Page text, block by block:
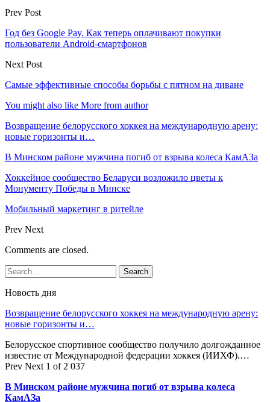
Prev Post
Год без Google Pay. Как теперь оплачивают покупки
пользователи Android-смартфонов
Next Post
Самые эффективные способы борьбы с пятном на диване
You might also like More from author
Возвращение белорусского хоккея на международную арену:
новые горизонты и…
В Минском районе мужчина погиб от взрыва колеса КамАЗа
Хоккейное сообщество Беларуси возложило цветы к
Монументу Победы в Минске
Мобильный маркетинг в ритейле
Prev Next
Comments are closed.
Новость дня
Возвращение белорусского хоккея на международную арену:
новые горизонты и…
Белорусское спортивное сообщество получило долгожданное
известие от Международной федерации хоккея (ИИХФ).…
Prev Next 1 of 2 037
В Минском районе мужчина погиб от взрыва колеса
КамАЗа